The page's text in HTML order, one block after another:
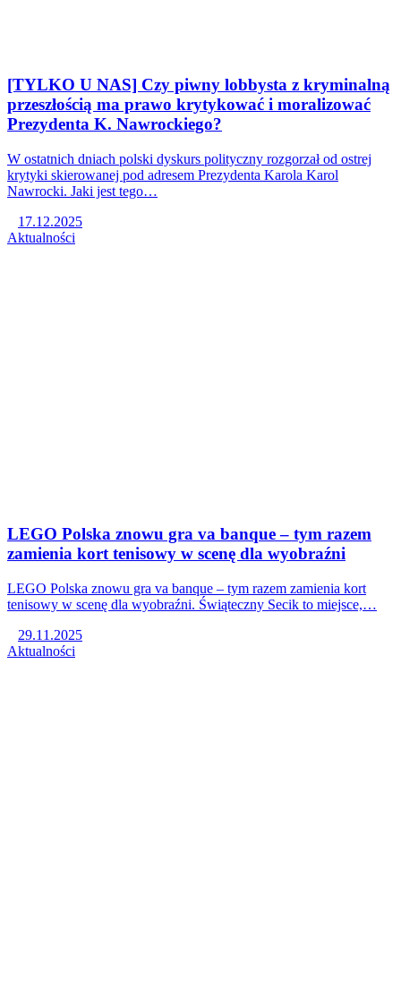
[TYLKO U NAS] Czy piwny lobbysta z kryminalną
przeszłością ma prawo krytykować i moralizować
Prezydenta K. Nawrockiego?
W ostatnich dniach polski dyskurs polityczny rozgorzał od ostrej
krytyki skierowanej pod adresem Prezydenta Karola Karol
Nawrocki. Jaki jest tego…
17.12.2025
Aktualności
LEGO Polska znowu gra va banque – tym razem
zamienia kort tenisowy w scenę dla wyobraźni
LEGO Polska znowu gra va banque – tym razem zamienia kort
tenisowy w scenę dla wyobraźni. Świąteczny Secik to miejsce,…
29.11.2025
Aktualności